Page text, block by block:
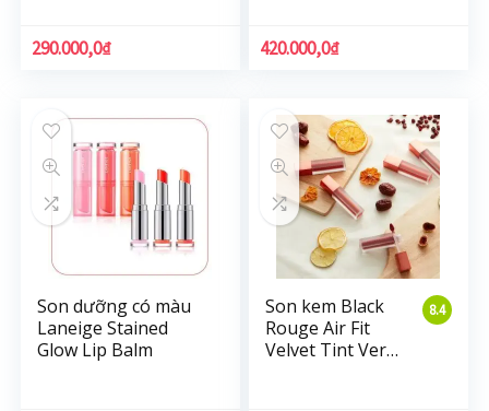
290.000,0₫ 420.000,0₫
Son dưỡng có màu
Laneige Stained
Glow Lip Balm
8.4
Son kem Black
Rouge Air Fit
Velvet Tint Ver3